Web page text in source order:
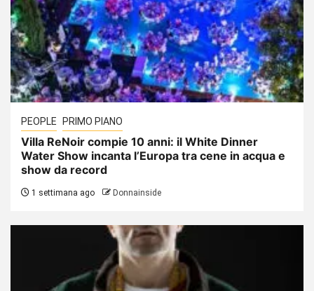
PEOPLE PRIMO PIANO
Villa ReNoir compie 10 anni: il White Dinner
Water Show incanta l’Europa tra cene in acqua e
show da record
1 settimana ago Donnainside